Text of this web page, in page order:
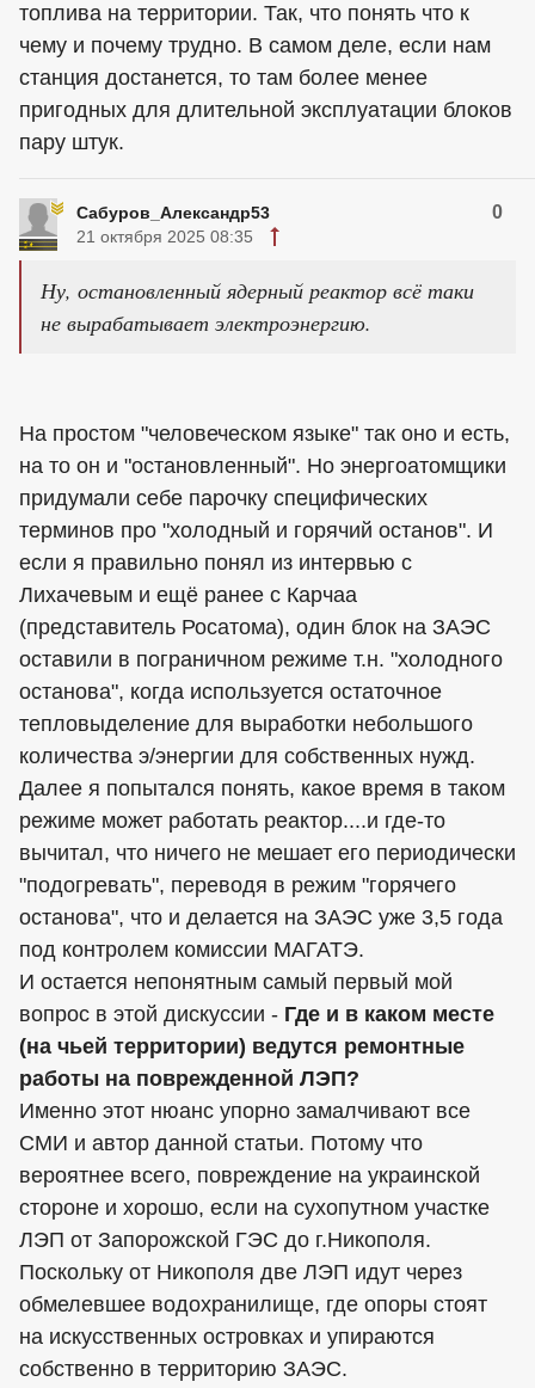
топлива на территории. Так, что понять что к
чему и почему трудно. В самом деле, если нам
станция достанется, то там более менее
пригодных для длительной эксплуатации блоков
пару штук.
Сабуров_Александр53 0
21 октября 2025 08:35
Ну, остановленный ядерный реактор всё таки
не вырабатывает электроэнергию.
На простом "человеческом языке" так оно и есть,
на то он и "остановленный". Но энергоатомщики
придумали себе парочку специфических
терминов про "холодный и горячий останов". И
если я правильно понял из интервью с
Лихачевым и ещё ранее с Карчаа
(представитель Росатома), один блок на ЗАЭС
оставили в пограничном режиме т.н. "холодного
останова", когда используется остаточное
тепловыделение для выработки небольшого
количества э/энергии для собственных нужд.
Далее я попытался понять, какое время в таком
режиме может работать реактор....и где-то
вычитал, что ничего не мешает его периодически
"подогревать", переводя в режим "горячего
останова", что и делается на ЗАЭС уже 3,5 года
под контролем комиссии МАГАТЭ.
И остается непонятным самый первый мой
вопрос в этой дискуссии - Где и в каком месте
(на чьей территории) ведутся ремонтные
работы на поврежденной ЛЭП?
Именно этот нюанс упорно замалчивают все
СМИ и автор данной статьи. Потому что
вероятнее всего, повреждение на украинской
стороне и хорошо, если на сухопутном участке
ЛЭП от Запорожской ГЭС до г.Никополя.
Поскольку от Никополя две ЛЭП идут через
обмелевшее водохранилище, где опоры стоят
на искусственных островках и упираются
собственно в территорию ЗАЭС.